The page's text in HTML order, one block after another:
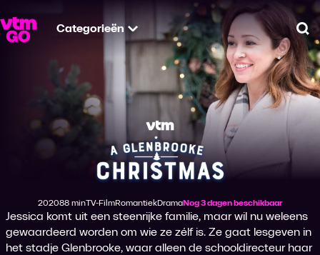
Categorieën
A Glenbrooke
Productiejaar
2020
Tijdsduur
88 min
Genre
TV-Film
Genre
Romantiek
Genre
DramaNog 3 dagen beschikbaar
Jessica komt uit een steenrijke familie, maar wil nu weleens
gewaardeerd worden om wie ze zélf is. Ze gaat lesgeven in
het stadje Glenbrooke, waar alleen de schooldirecteur haar